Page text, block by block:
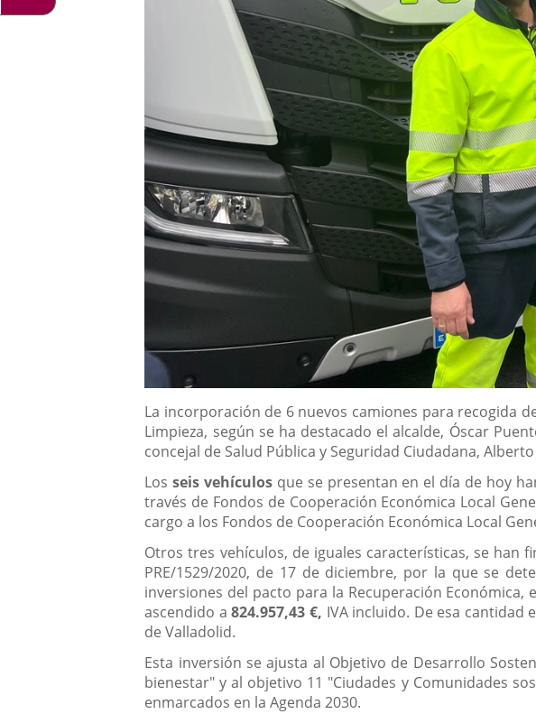
Descripción
La incorporación de 6 nuevos camiones para recogida
Limpieza, según se ha destacado el alcalde, Óscar
concejal de Salud Pública y Seguridad Ciudadana,
Losseis vehículos que se presentan en el día de hoy
través de Fondos de Cooperación Económica Local
cargo a los Fondos de Cooperación Económica Local
Otros tres vehículos, de iguales características, se han
PRE/1529/2020, de 17 de diciembre, por la que se
inversiones del pacto para la Recuperación
ascendido a824.957,43 €, IVA incluido. De esa cantidad
de Valladolid.
Esta inversión se ajusta al Objetivo de Desarrollo
bienestar" y al objetivo 11 "Ciudades y Comunidades
enmarcados en la Agenda 2030.